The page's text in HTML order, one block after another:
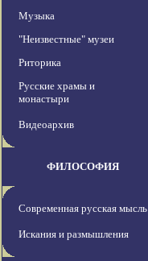
Музыка
"Неизвестные" музеи
Риторика
Русские храмы и
монастыри
Видеоархив
ФИЛОСОФИЯ
Современная русская мысль
Искания и размышления